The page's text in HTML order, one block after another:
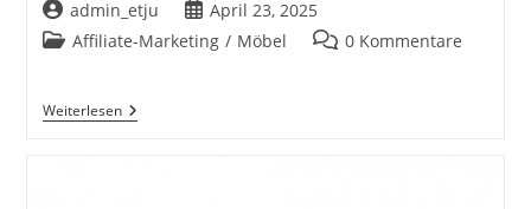
Beitrags-
Autor:
admin_etju
Beitrag
veröffentlicht:
April 23, 2025
Beitrags-
Affiliate-Marketing / Möbel
Beitrags-
0 Kommentare
WeiterlesenCouchtisch
Sheridan